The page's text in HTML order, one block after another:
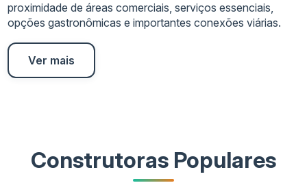
proximidade de áreas comerciais, serviços essenciais,
opções gastronômicas e importantes conexões viárias.
Ver mais
Construtoras Populares